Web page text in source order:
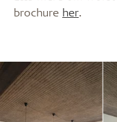
brochure her.